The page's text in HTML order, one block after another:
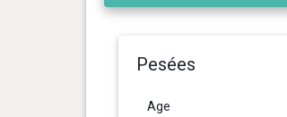
Pesées
Age